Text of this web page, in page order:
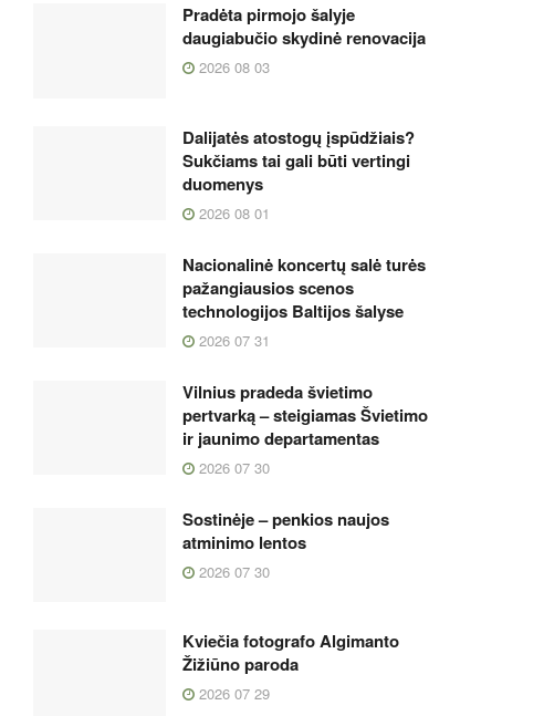
Pradėta pirmojo šalyje
daugiabučio skydinė renovacija
2026 08 03
Dalijatės atostogų įspūdžiais?
Sukčiams tai gali būti vertingi
duomenys
2026 08 01
Nacionalinė koncertų salė turės
pažangiausios scenos
technologijos Baltijos šalyse
2026 07 31
Vilnius pradeda švietimo
pertvarką – steigiamas Švietimo
ir jaunimo departamentas
2026 07 30
Sostinėje – penkios naujos
atminimo lentos
2026 07 30
Kviečia fotografo Algimanto
Žižiūno paroda
2026 07 29